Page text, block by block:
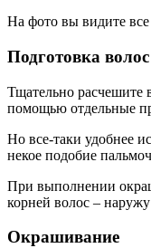
На фото вы видите все
Подготовка волос
Тщательно расчешите
помощью отдельные
Но все-таки удобнее
некое подобие
При выполнении
корней волос –
Окрашивание